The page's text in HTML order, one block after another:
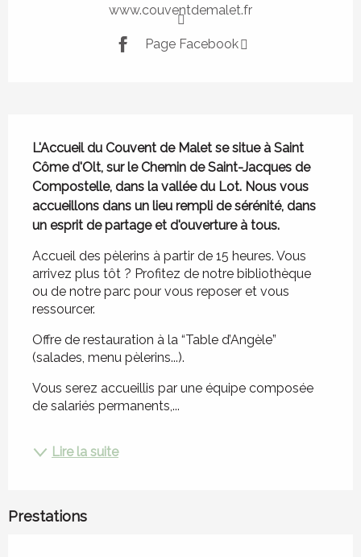
www.couventdemalet.fr
Page Facebook
L'Accueil du Couvent de Malet se situe à Saint
Côme d'Olt, sur le Chemin de Saint-Jacques de
Compostelle, dans la vallée du Lot. Nous vous
accueillons dans un lieu rempli de sérénité, dans
un esprit de partage et d'ouverture à tous.
Accueil des pèlerins à partir de 15 heures. Vous
arrivez plus tôt ? Profitez de notre bibliothèque
ou de notre parc pour vous reposer et vous
ressourcer.
Offre de restauration à la “Table d’Angèle”
(salades, menu pèlerins...).
Vous serez accueillis par une équipe composée
de salariés permanents,...
Lire la suite
Prestations